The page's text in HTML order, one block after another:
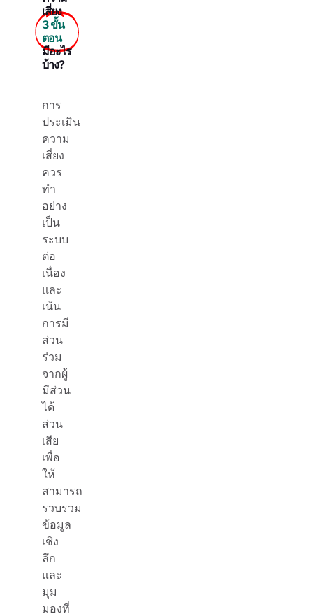
เสี่ยง
3 ขั้น
ตอน
มีอะไร
บ้าง?
การ
ประเมิน
ความ
เสี่ยง
ควร
ทำ
อย่าง
เป็น
ระบบ
ต่อ
เนื่อง
และ
เน้น
การมี
ส่วน
ร่วม
จากผู้
มีส่วน
ได้
ส่วน
เสีย
เพื่อ
ให้
สามารถ
รวบรวม
ข้อมูล
เชิง
ลึก
และ
มุม
มองที่